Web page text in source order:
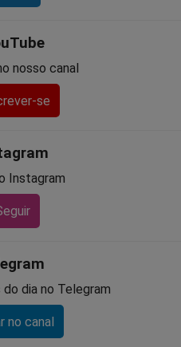
nosso canal
se
Instagram
dia no Telegram
no canal